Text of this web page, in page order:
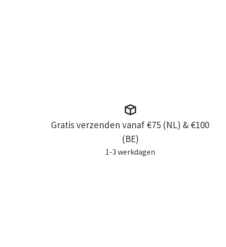
Gratis verzenden vanaf €75 (NL) & €100
(BE)
1-3 werkdagen